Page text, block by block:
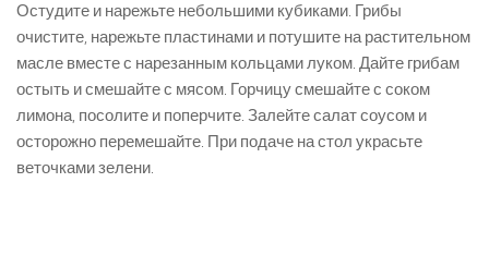
Остудите и нарежьте небольшими кубика­ми. Грибы
очистите, нарежьте пластинами и по­тушите на растительном
масле вместе с наре­занным кольцами луком. Дайте грибам
остыть и смешайте с мясом. Горчицу смешайте с соком
лимона, посолите и поперчите. Залейте салат со­усом и
осторожно перемешайте. При подаче на стол украсьте
веточками зелени.